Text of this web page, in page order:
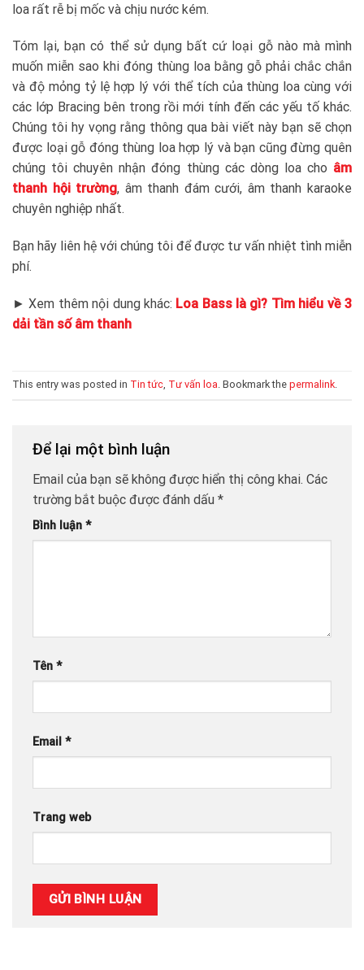
loa rất rễ bị mốc và chịu nước kém.
Tóm lại, bạn có thể sử dụng bất cứ loại gỗ nào mà mình
muốn miễn sao khi đóng thùng loa bằng gỗ phải chắc chắn
và độ mỏng tỷ lệ hợp lý với thể tích của thùng loa cùng với
các lớp Bracing bên trong rồi mới tính đến các yếu tố khác.
Chúng tôi hy vọng rằng thông qua bài viết này bạn sẽ chọn
được loại gỗ đóng thùng loa hợp lý và bạn cũng đừng quên
chúng tôi chuyên nhận đóng thùng các dòng loa cho âm
thanh hội trường, âm thanh đám cưới, âm thanh karaoke
chuyên nghiệp nhất.
Bạn hãy liên hệ với chúng tôi để được tư vấn nhiệt tình miễn
phí.
► Xem thêm nội dung khác: Loa Bass là gì? Tìm hiểu về 3
dải tần số âm thanh
This entry was posted in Tin tức, Tư vấn loa. Bookmark the permalink.
Để lại một bình luận
Email của bạn sẽ không được hiển thị công khai. Các
trường bắt buộc được đánh dấu *
Bình luận *
Tên *
Email *
Trang web